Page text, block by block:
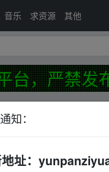
音乐 求资源 其他
，严禁发
夸克
知：
址：